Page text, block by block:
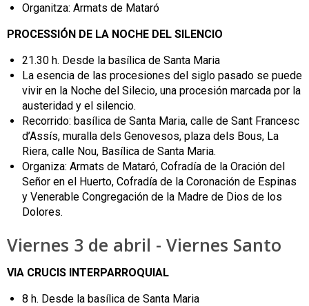
Organitza: Armats de Mataró
PROCESSIÓN DE LA NOCHE DEL SILENCIO
21.30 h. Desde la basílica de Santa Maria
La esencia de las procesiones del siglo pasado se puede
vivir en la Noche del Silecio, una procesión marcada por la
austeridad y el silencio.
Recorrido: basílica de Santa Maria, calle de Sant Francesc
d’Assís, muralla dels Genovesos, plaza dels Bous, La
Riera, calle Nou, Basílica de Santa Maria.
Organiza: Armats de Mataró, Cofradía de la Oración del
Señor en el Huerto, Cofradía de la Coronación de Espinas
y Venerable Congregación de la Madre de Dios de los
Dolores.
Viernes 3 de abril - Viernes Santo
VIA CRUCIS INTERPARROQUIAL
8 h. Desde la basílica de Santa Maria